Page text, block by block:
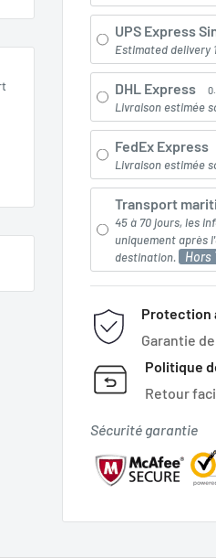
UPS Express
Estimated delivery
DHL Express
Livraison estimée
FedEx Express
Livraison estimée
Transport
45 à 70 jours, les
uniquement après
destination.
Hors
Protection
Garantie
Politique
Retour
Sécurité garantie